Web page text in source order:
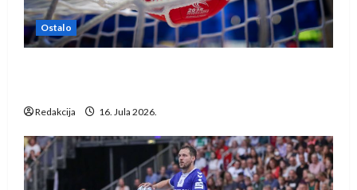
Ostalo
Redakcija 16. Jula 2026.